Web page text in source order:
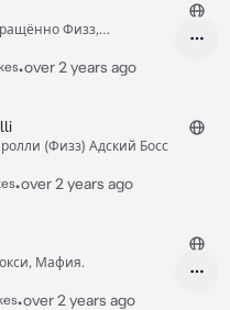
Физз,
•over 2 years ago
(Физз) Адский Босс
•over 2 years ago
Мафия.
•over 2 years ago